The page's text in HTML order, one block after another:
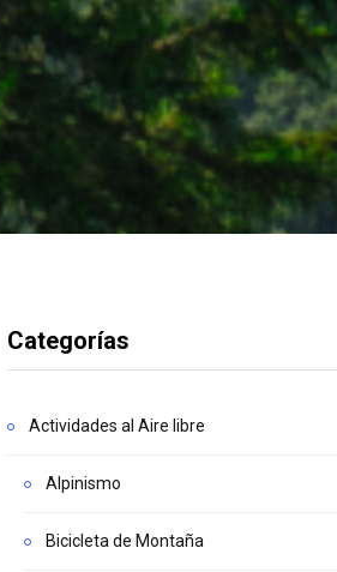
Categorías
Actividades al Aire libre
Alpinismo
Bicicleta de Montaña